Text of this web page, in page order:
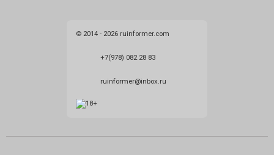
© 2014 - 2026 ruinformer.com
+7(978) 082 28 83
ruinformer@inbox.ru